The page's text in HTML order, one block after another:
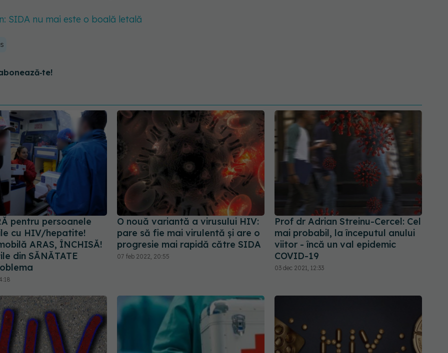
SIDA nu mai este o boală letală
pentru persoanele
cu HIV/hepatite!
ARAS, ÎNCHISĂ!
din SĂNĂTATE
O nouă variantă a virusului HIV:
pare să fie mai virulentă și are o
progresie mai rapidă către SIDA
07 feb 2022, 20:55
Prof dr Adrian Streinu-Cercel: Cel
mai probabil, la începutul anului
viitor - încă un val epidemic
COVID-19
03 dec 2021, 12:33